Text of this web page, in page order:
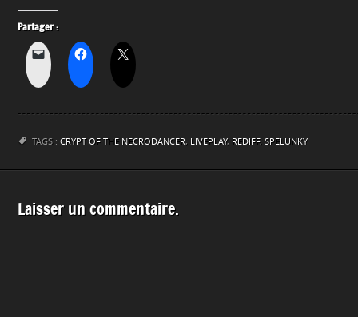
Partager :
TAGS : CRYPT OF THE NECRODANCER, LIVEPLAY, REDIFF, SPELUNKY
Laisser un commentaire.